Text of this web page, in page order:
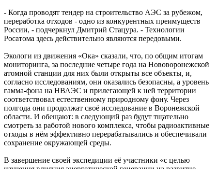
- Когда проводят тендер на строительство АЭС за рубежом,
переработка отходов - одно из конкурентных преимуществ
России, - подчеркнул Дмитрий Стацура. - Технологии
Росатома здесь действительно являются передовыми.
Экологи из движения «Ока» сказали, что, по общим итогам
мониторинга, за последние четыре года на Нововоронежской
атомной станции для них были открыты все объекты, и,
согласно исследованиям, они оказались безопасны, а уровень
гамма-фона на НВАЭС и прилегающей к ней территории
соответствовал естественному природному фону. Через
полгода они продолжат своё исследование в Воронежской
области. И обещают: в следующий раз будут тщательно
смотреть за работой нового комплекса, чтобы радиоактивные
отходы в нём эффективно перерабатывались и обеспечивали
сохранение окружающей среды.
В завершение своей экспедиции её участники «с целью